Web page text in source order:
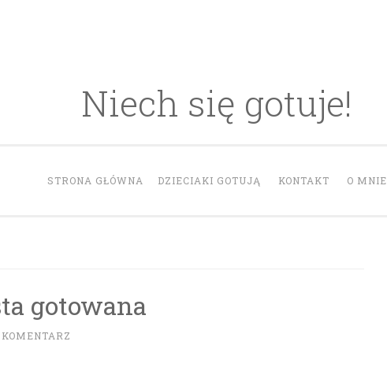
Niech się gotuje!
STRONA GŁÓWNA DZIECIAKI GOTUJĄ KONTAKT O MNIE
gotowana